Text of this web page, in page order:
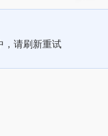
，请刷新重试